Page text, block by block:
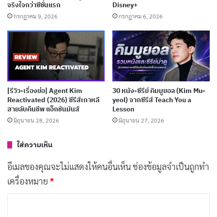
ขวัญเหนือธรรมชาติแห่งวังต้องห้าม
เผยแพร่เมื่อ: 3 สัปดาห์ ที่ผ่านมา
[รีวิว-เรื่องย่อ] Dream to You (2026) รีวิวซีรีส์เกา
หลีดราม่าโรแมนติก ฮวังอินยอบ ฮเยรี
เผยแพร่เมื่อ: 4 สัปดาห์ ที่ผ่านมา
[รีวิว-เรื่องย่อ] The Apartment Job (2026) ซีรีส์
ปล้นเกาหลีที่เปิดแผลคอร์รัปชันบน Netflix
เผยแพร่เมื่อ: 4 สัปดาห์ ที่ผ่านมา
เพื่อถ่ายทอดความรู้สึกนึกคิดของตัวละคร และความตื่น
เต้นของฉากแอ็กชันได้อย่างมีประสิทธิภาพ
จริงใจกว่าซีซั่นแรก
กรกฎาคม 9, 2026
Disney+
กรกฎาคม 6, 2026
[รีวิว-เรื่องย่อ] Agent Kim
Reactivated (2026) ซีรีส์เกาหลี
สายลับคืนชีพ แอ็กชันมันส์
มิถุนายน 28, 2026
30 หนัง-ซีรีย์ คิมมูยอล (Kim Mu-
yeol) จากซีรีส์ Teach You a
Lesson
มิถุนายน 27, 2026
ใส่ความเห็น
อีเมลของคุณจะไม่แสดงให้คนอื่นเห็นช่องข้อมูลจำเป็นถูกทำ
เครื่องหมาย *